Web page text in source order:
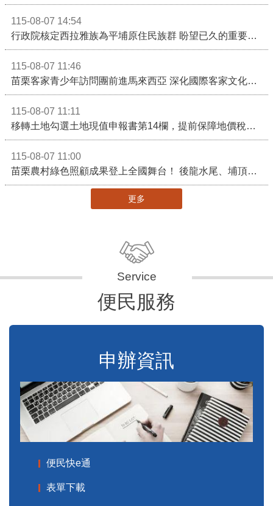
115-08-07 14:54
行政院核定西拉雅族為平埔原住民族群 盼望已久的重要時刻到來！8月13日起受理民族成員名冊登記
115-08-07 11:46
苗栗客家青少年訪問團前進馬來西亞 深化國際客家文化交流
115-08-07 11:11
移轉土地勾選土地現值申報書第14欄，提前保障地價稅節稅權益
115-08-07 11:00
苗栗農村綠色照顧成果登上全國舞台！ 後龍水尾、埔頂社區前進2026高齡健康產業博覽會
更多
便民服務
申辦資訊
便民快e通
表單下載